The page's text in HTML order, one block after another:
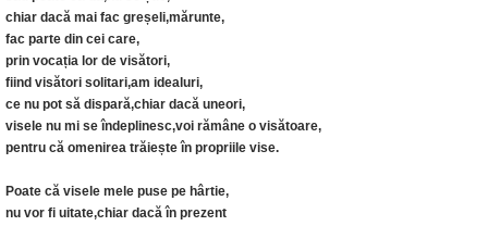
chiar dacă mai fac greșeli,mărunte,
fac parte din cei care,
prin vocația lor de visători,
fiind visători solitari,am idealuri,
ce nu pot să dispară,chiar dacă uneori,
visele nu mi se îndeplinesc,voi rămâne o visătoare,
pentru că omenirea trăiește în propriile vise.
Poate că visele mele puse pe hârtie,
nu vor fi uitate,chiar dacă în prezent